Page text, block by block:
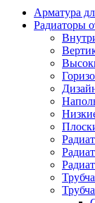
Арматура
Радиаторы